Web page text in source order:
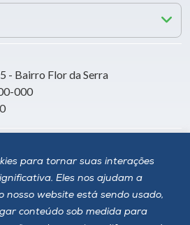
para tornar suas interações
Eles nos ajudam a
nosso website está sendo usado,
conteúdo sob medida para
- Bairro Flor da Serra
000